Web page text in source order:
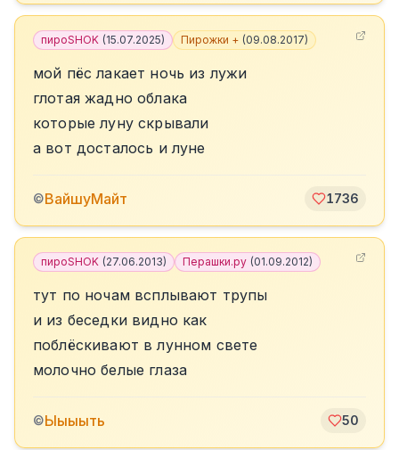
пироSHOK (15.07.2025) Пирожки + (09.08.2017)
мой пёс лакает ночь из лужи
глотая жадно облака
которые луну скрывали
а вот досталось и луне
©ВайшуМайт 1736
пироSHOK (27.06.2013) Перашки.ру (01.09.2012)
тут по ночам всплывают трупы
и из беседки видно как
поблёскивают в лунном свете
молочно белые глаза
©Ыыыыть 50